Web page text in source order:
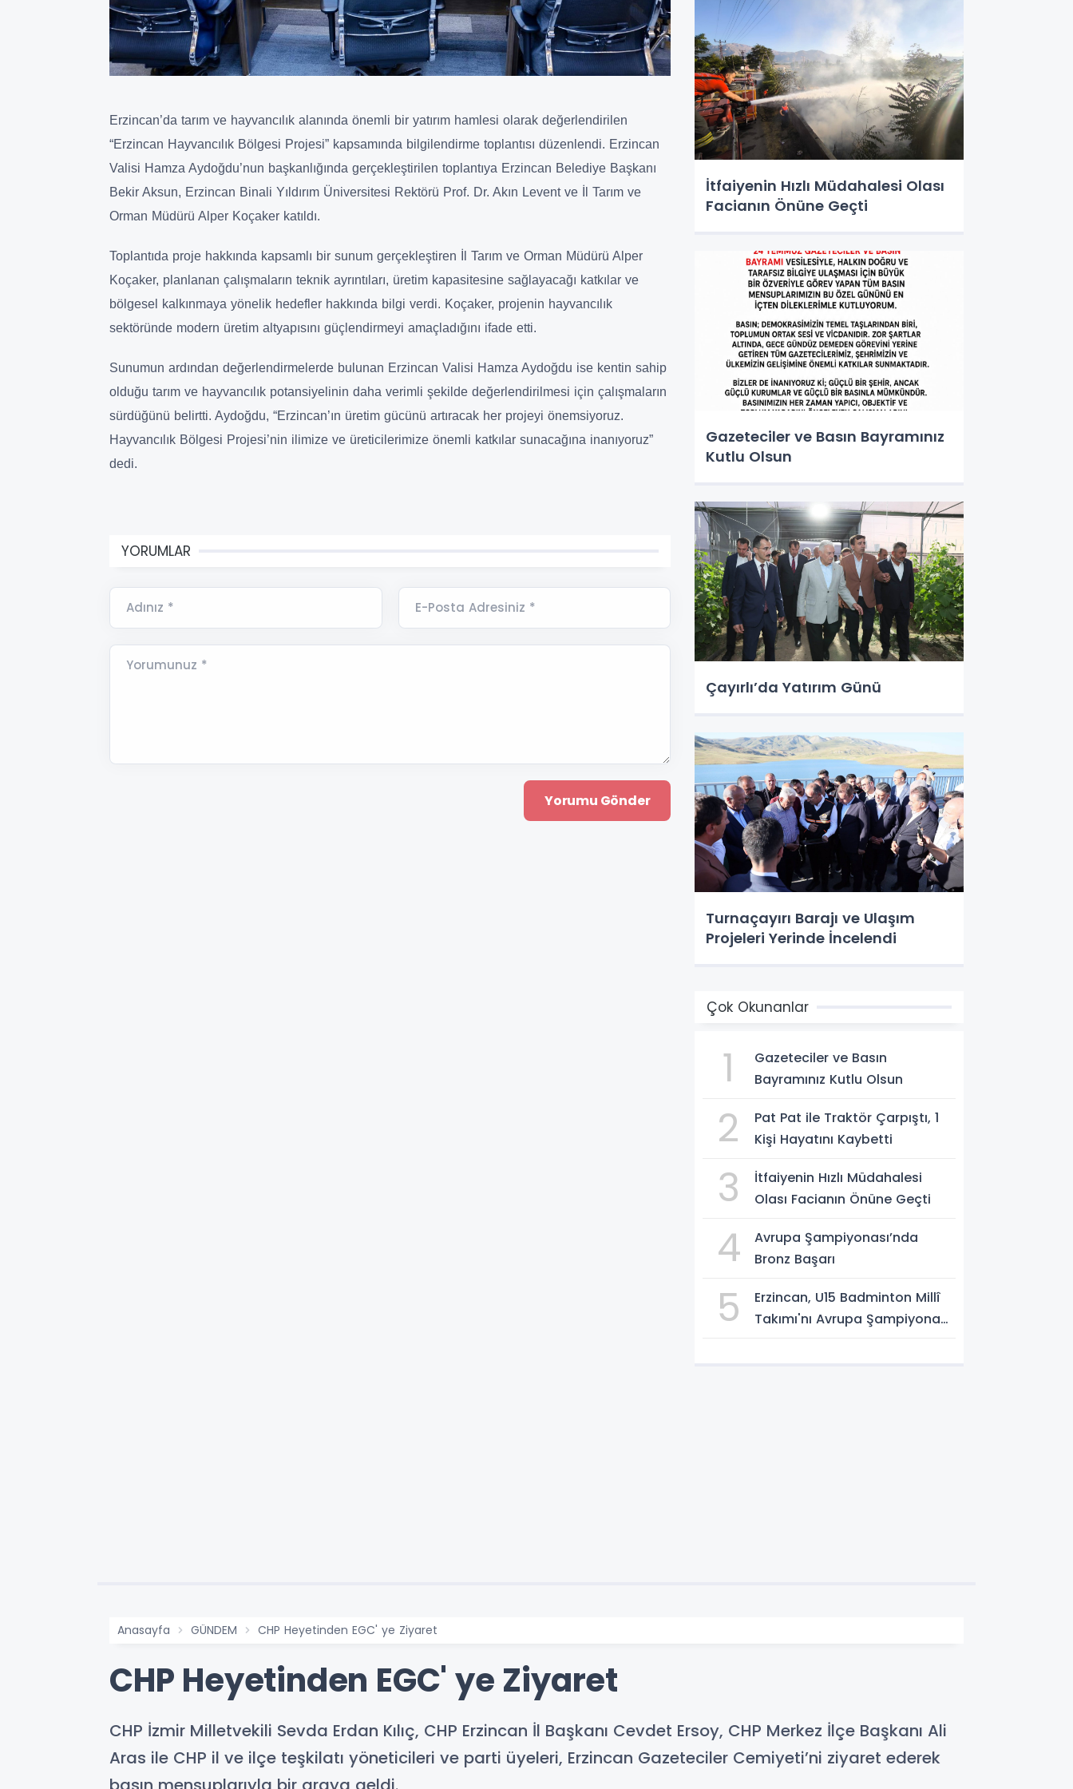
Erzincan’da tarım ve hayvancılık alanında önemli bir yatırım hamlesi olarak değerlendirilen
“Erzincan Hayvancılık Bölgesi Projesi” kapsamında bilgilendirme toplantısı düzenlendi. Erzincan
Valisi Hamza Aydoğdu’nun başkanlığında gerçekleştirilen toplantıya Erzincan Belediye Başkanı
Bekir Aksun, Erzincan Binali Yıldırım Üniversitesi Rektörü Prof. Dr. Akın Levent ve İl Tarım ve
Orman Müdürü Alper Koçaker katıldı.
Toplantıda proje hakkında kapsamlı bir sunum gerçekleştiren İl Tarım ve Orman Müdürü Alper
Koçaker, planlanan çalışmaların teknik ayrıntıları, üretim kapasitesine sağlayacağı katkılar ve
bölgesel kalkınmaya yönelik hedefler hakkında bilgi verdi. Koçaker, projenin hayvancılık
sektöründe modern üretim altyapısını güçlendirmeyi amaçladığını ifade etti.
Sunumun ardından değerlendirmelerde bulunan Erzincan Valisi Hamza Aydoğdu ise kentin sahip
olduğu tarım ve hayvancılık potansiyelinin daha verimli şekilde değerlendirilmesi için çalışmaların
sürdüğünü belirtti. Aydoğdu, “Erzincan’ın üretim gücünü artıracak her projeyi önemsiyoruz.
Hayvancılık Bölgesi Projesi’nin ilimize ve üreticilerimize önemli katkılar sunacağına inanıyoruz”
dedi.
YORUMLAR
Adınız * E-Posta Adresiniz *
Yorumunuz *
İtfaiyenin Hızlı Müdahalesi Olası
Facianın Önüne Geçti
Gazeteciler ve Basın Bayramınız
Kutlu Olsun
Çayırlı’da Yatırım Günü
Turnaçayırı Barajı ve Ulaşım
Projeleri Yerinde İncelendi
Çok Okunanlar
1
Gazeteciler ve Basın
Bayramınız Kutlu Olsun
2
Pat Pat ile Traktör Çarpıştı, 1
Kişi Hayatını Kaybetti
3
İtfaiyenin Hızlı Müdahalesi
Olası Facianın Önüne Geçti
4
Avrupa Şampiyonası’nda
Bronz Başarı
5
Erzincan, U15 Badminton Millî
Takımı'nı Avrupa Şampiyonası
Anasayfa GÜNDEM CHP Heyetinden EGC' ye Ziyaret
CHP Heyetinden EGC' ye Ziyaret
CHP İzmir Milletvekili Sevda Erdan Kılıç, CHP Erzincan İl Başkanı Cevdet Ersoy, CHP Merkez İlçe Başkanı Ali
Aras ile CHP il ve ilçe teşkilatı yöneticileri ve parti üyeleri, Erzincan Gazeteciler Cemiyeti’ni ziyaret ederek